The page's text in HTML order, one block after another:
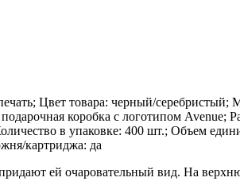
Цвет товара: черный/серебристый;
коробка с логотипом
в упаковке: 400 шт.; Объем
картриджа: да
ей очаровательный вид. На